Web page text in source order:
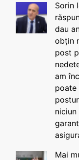
Sorin
dau
obțin
post
am
poate
Mai